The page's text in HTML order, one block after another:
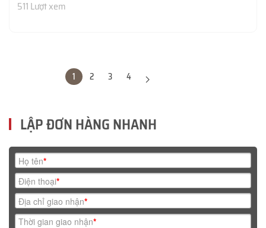
511 Lượt xem
1 2 3 4
LẬP ĐƠN HÀNG NHANH
Họ tên*
Điện thoại*
Địa chỉ giao nhận*
Thời gian giao nhận*